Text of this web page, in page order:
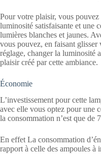
Pour votre plaisir, vous
luminosité satisfaisante et une
lumières blanches et jaunes.
vous pouvez, en faisant
réglage, changer la luminosité
plaisir créé par cette ambiance.
Économie
L’investissement pour cette
avec elle vous optez pour une
la consommation n’est que de
En effet La consommation
rapport à celle des ampoules à